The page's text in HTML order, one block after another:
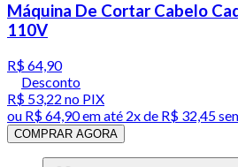
Máquina De Cortar Cabelo
110V
R$ 64,90
Desconto
R$ 53,22 no PIX
ou R$ 64,90em até 2x de R$ 32,45
COMPRAR AGORA